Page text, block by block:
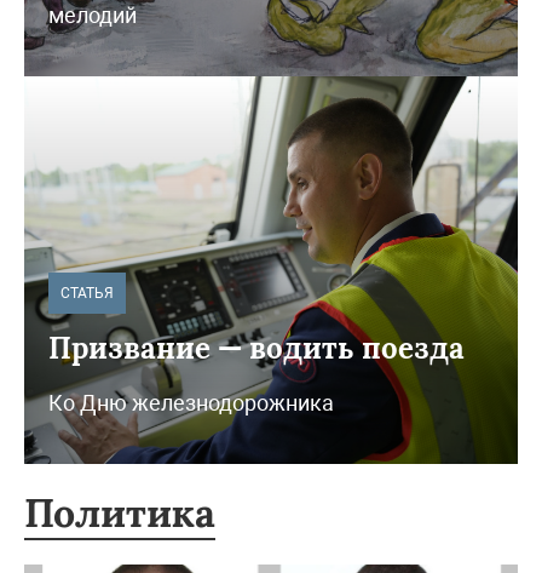
мелодий
СТАТЬЯ
Призвание — водить поезда
Ко Дню железнодорожника
Политика